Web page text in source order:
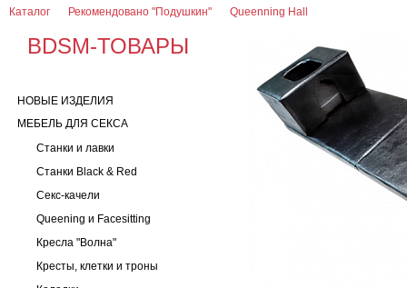
Каталог Рекомендовано "Подушкин" Queenning Hall
BDSM-ТОВАРЫ
НОВЫЕ ИЗДЕЛИЯ
МЕБЕЛЬ ДЛЯ СЕКСА
Станки и лавки
Станки Black & Red
Секс-качели
Queening и Facesitting
Кресла "Волна"
Кресты, клетки и троны